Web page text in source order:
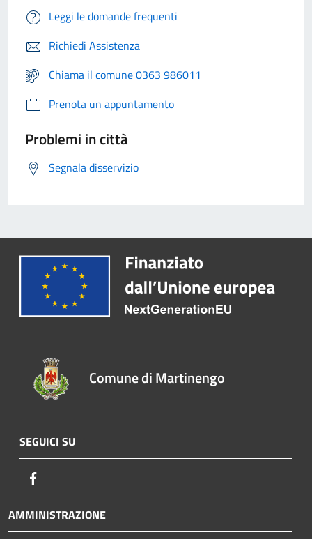
Leggi le domande frequenti
Richiedi Assistenza
Chiama il comune 0363 986011
Prenota un appuntamento
Problemi in città
Segnala disservizio
Comune di Martinengo
SEGUICI SU
AMMINISTRAZIONE